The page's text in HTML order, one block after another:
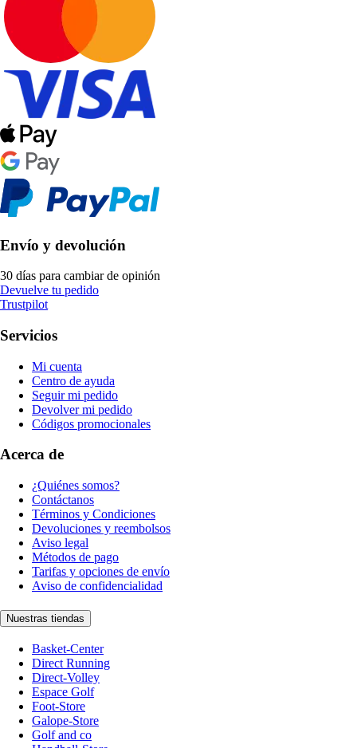
Envío y devolución
30 días para cambiar de opinión
Devuelve tu pedido
Trustpilot
Servicios
Mi cuenta
Centro de ayuda
Seguir mi pedido
Devolver mi pedido
Códigos promocionales
Acerca de
¿Quiénes somos?
Contáctanos
Términos y Condiciones
Devoluciones y reembolsos
Aviso legal
Métodos de pago
Tarifas y opciones de envío
Aviso de confidencialidad
Nuestras tiendas
Basket-Center
Direct Running
Direct-Volley
Espace Golf
Foot-Store
Galope-Store
Golf and co